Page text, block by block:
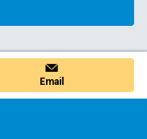
Email